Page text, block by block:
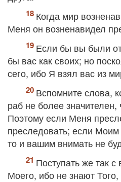
Когда мир
Меня он возненавидел
Если бы вы были
бы вас как своих; но
сего, ибо Я взял вас из
Вспомните слова,
раб не более значителен,
Поэтому если Меня
преследовать; если
то и вашим внимать не
Поступать же так
Моего, ибо не знают